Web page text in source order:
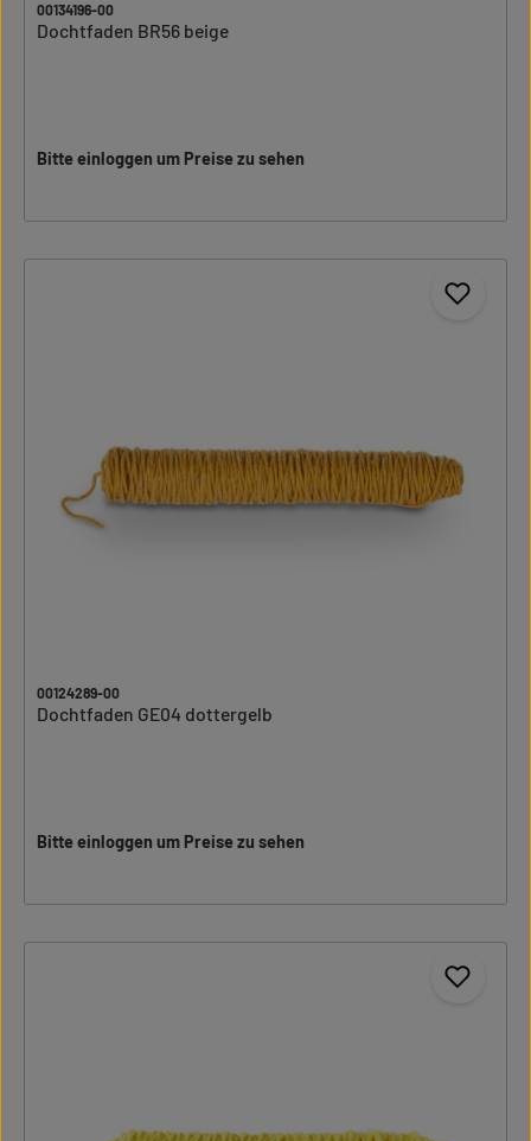
00134196-00
Dochtfaden BR56 beige
Bitte einloggen um Preise zu sehen
00124289-00
Dochtfaden GE04 dottergelb
Bitte einloggen um Preise zu sehen